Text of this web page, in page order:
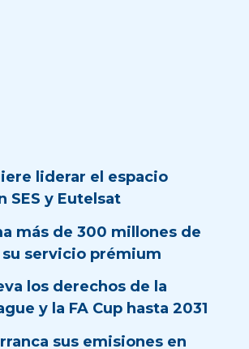
liderar el espacio
SES y Eutelsat
más de 300 millones de
su servicio prémium
los derechos de la
y la FA Cup hasta 2031
sus emisiones en